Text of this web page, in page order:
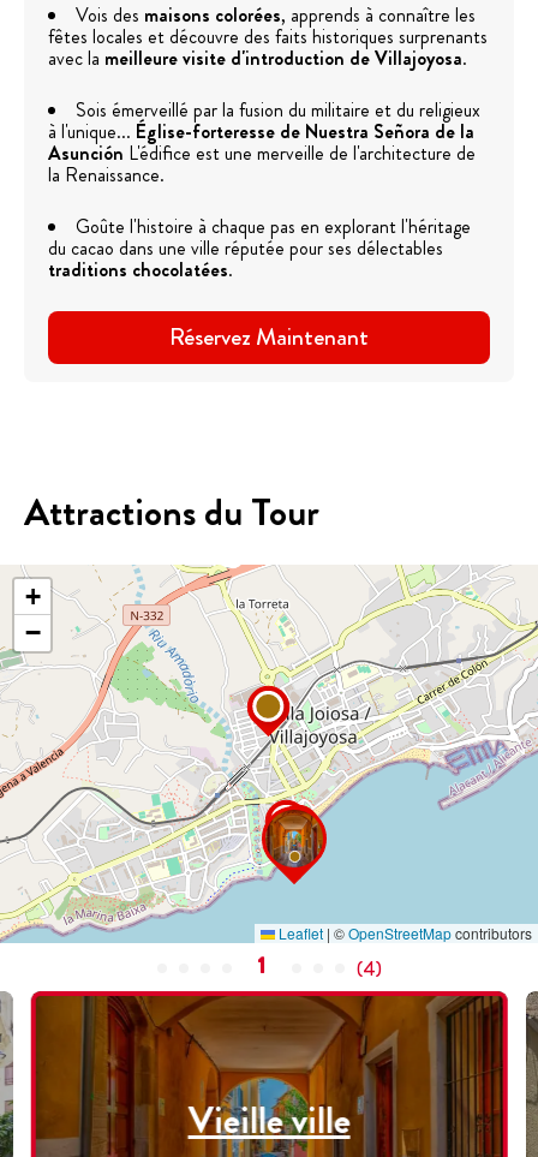
Vois des maisons colorées, apprends à connaître les
fêtes locales et découvre des faits historiques surprenants
avec la meilleure visite d'introduction de Villajoyosa.
Sois émerveillé par la fusion du militaire et du religieux
à l'unique... Église-forteresse de Nuestra Señora de la
Asunción L'édifice est une merveille de l'architecture de
la Renaissance.
Goûte l'histoire à chaque pas en explorant l'héritage
du cacao dans une ville réputée pour ses délectables
traditions chocolatées.
Réservez Maintenant
Attractions du Tour
+
−
Leaflet | ©OpenStreetMapcontributors
1 (4)
Vieille ville